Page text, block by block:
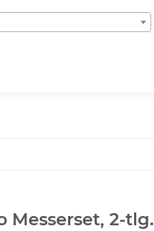
Messerset, 2-tlg.